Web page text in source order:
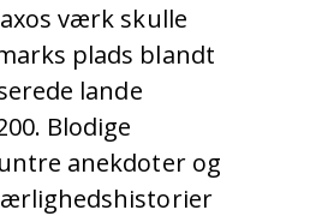
værk skulle
plads blandt
lande
Blodige
anekdoter og